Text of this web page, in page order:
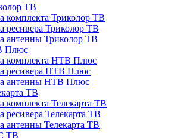
ТВ
комплекта Триколор ТВ
ресивера Триколор ТВ
антенны Триколор ТВ
Плюс
комплекта НТВ Плюс
ресивера НТВ Плюс
антенны НТВ Плюс
ТВ
комплекта Телекарта ТВ
ресивера Телекарта ТВ
антенны Телекарта ТВ
ТВ